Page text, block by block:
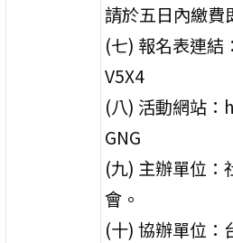
請於五日內繳費
(七) 報名表連
V5X4
(八) 活動網站
GNG
(九) 主辦單位：
會。
(十) 協辦單位：